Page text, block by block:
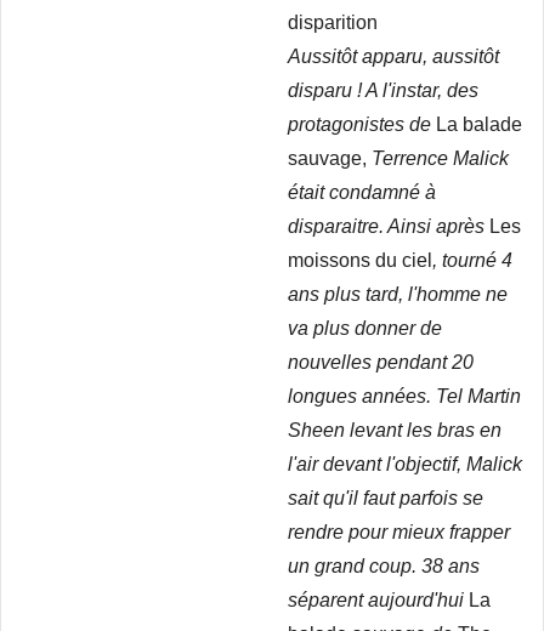
disparition
Aussitôt apparu, aussitôt
disparu ! A l'instar, des
protagonistes de La balade
sauvage, Terrence Malick
était condamné à
disparaitre. Ainsi après Les
moissons du ciel , tourné 4
ans plus tard, l'homme ne
va plus donner de
nouvelles pendant 20
longues années. Tel Martin
Sheen levant les bras en
l'air devant l'objectif, Malick
sait qu'il faut parfois se
rendre pour mieux frapper
un grand coup. 38 ans
séparent aujourd'hui La